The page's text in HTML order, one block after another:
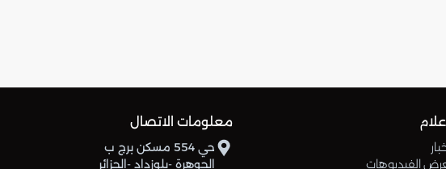
الفيديوهات
معلومات الاتصال
حي 554 مسكن برج ب
الجوهرة -بلوزداد -الجزائر